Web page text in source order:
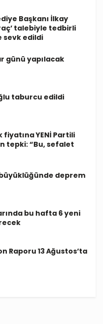
Başkanı İlkay
talebiyle tedbirli
sevk edildi
günü yapılacak
taburcu edildi
fiyatına YENİ Partili
tepki: “Bu, sefalet
büyüklüğünde deprem
bu hafta 6 yeni
Raporu 13 Ağustos’ta